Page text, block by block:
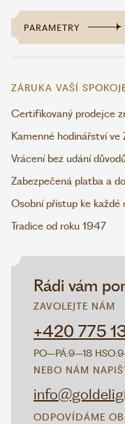
Rádi vám
ZAVOLEJTE NÁM
+420 775
PO–PÁ:9–18 HSO:
NEBO NÁM
ODPOVÍDÁME
PARAMETRY
ZÁRUKA VAŠÍ
Certifikovaný prodejce
Kamenné hodinářství ve
Vrácení bez udání
Zabezpečená platba a
Osobní přístup ke každé
Tradice od roku 1947